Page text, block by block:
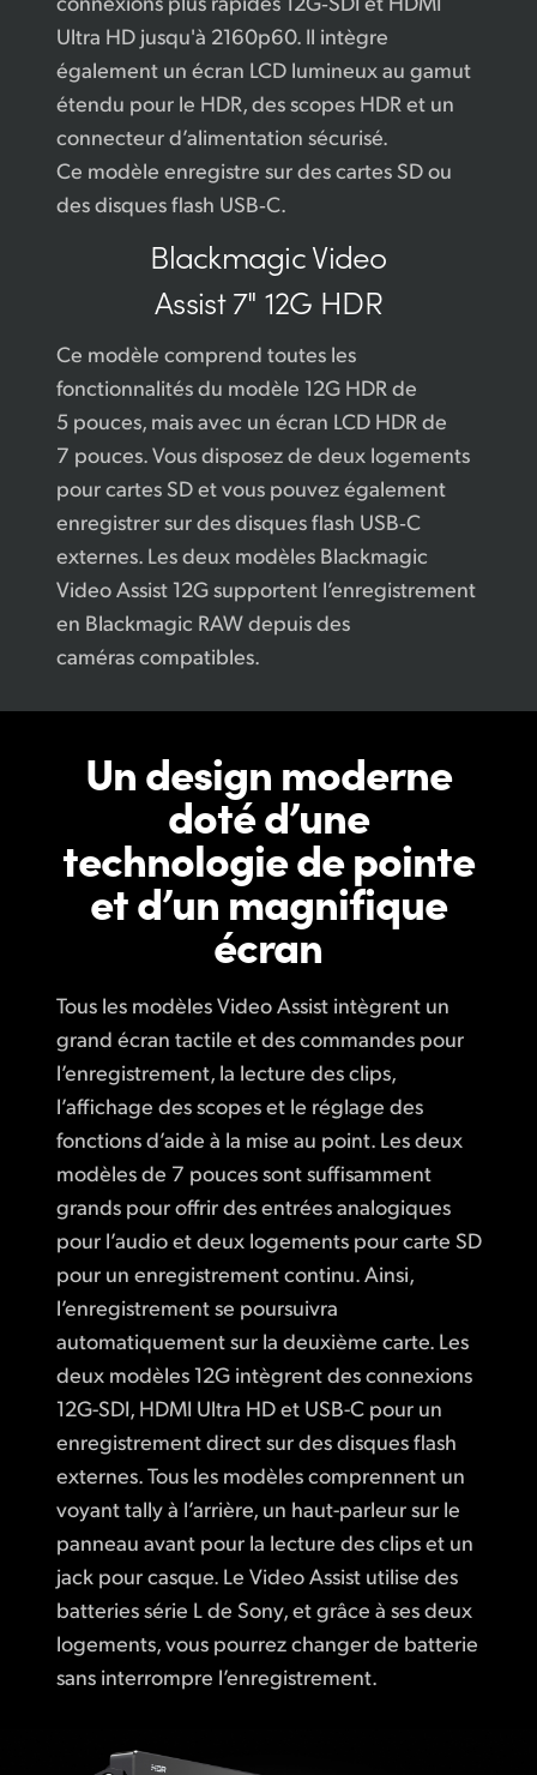
Ultra HD jusqu'à 2160p60. Il intègre
également un écran LCD lumineux au gamut
étendu pour le HDR, des scopes HDR et un
connecteur d’alimentation sécurisé.
Ce modèle enregistre sur des cartes SD ou
des disques flash USB‑C.
BlackmagicVideo
Assist 7" 12G HDR
Ce modèle comprend toutes les
fonctionnalités du modèle 12G HDR de
5 pouces, mais avec un écran LCD HDR de
7 pouces. Vous disposez de deux logements
pour cartes SD et vous pouvez également
enregistrer sur des disques flash USB‑C
externes. Les deux modèles Blackmagic
Video Assist 12G supportent l’enregistrement
en Blackmagic RAW depuis des
caméras compatibles.
Un design moderne
dotéd’une
technologie de pointe
et d’un magnifique
écran
Tous les modèles Video Assist intègrent un
grand écran tactile et des commandes pour
l’enregistrement, la lecture des clips,
l’affichage des scopes et le réglage des
fonctions d’aide à la mise au point. Les deux
modèles de 7 pouces sont suffisamment
grands pour offrir des entrées analogiques
pour l’audio et deux logements pour carte SD
pour un enregistrement continu. Ainsi,
l’enregistrement se poursuivra
automatiquement sur la deuxième carte. Les
deux modèles 12G intègrent des connexions
12G-SDI, HDMI Ultra HD et USB-C pour un
enregistrement direct sur des disques flash
externes. Tous les modèles comprennent un
voyant tally à l’arrière, un haut-parleur sur le
panneau avant pour la lecture des clips et un
jack pour casque. Le Video Assist utilise des
batteries série L de Sony, et grâce à ses deux
logements, vous pourrez changer de batterie
sans interrompre l’enregistrement.